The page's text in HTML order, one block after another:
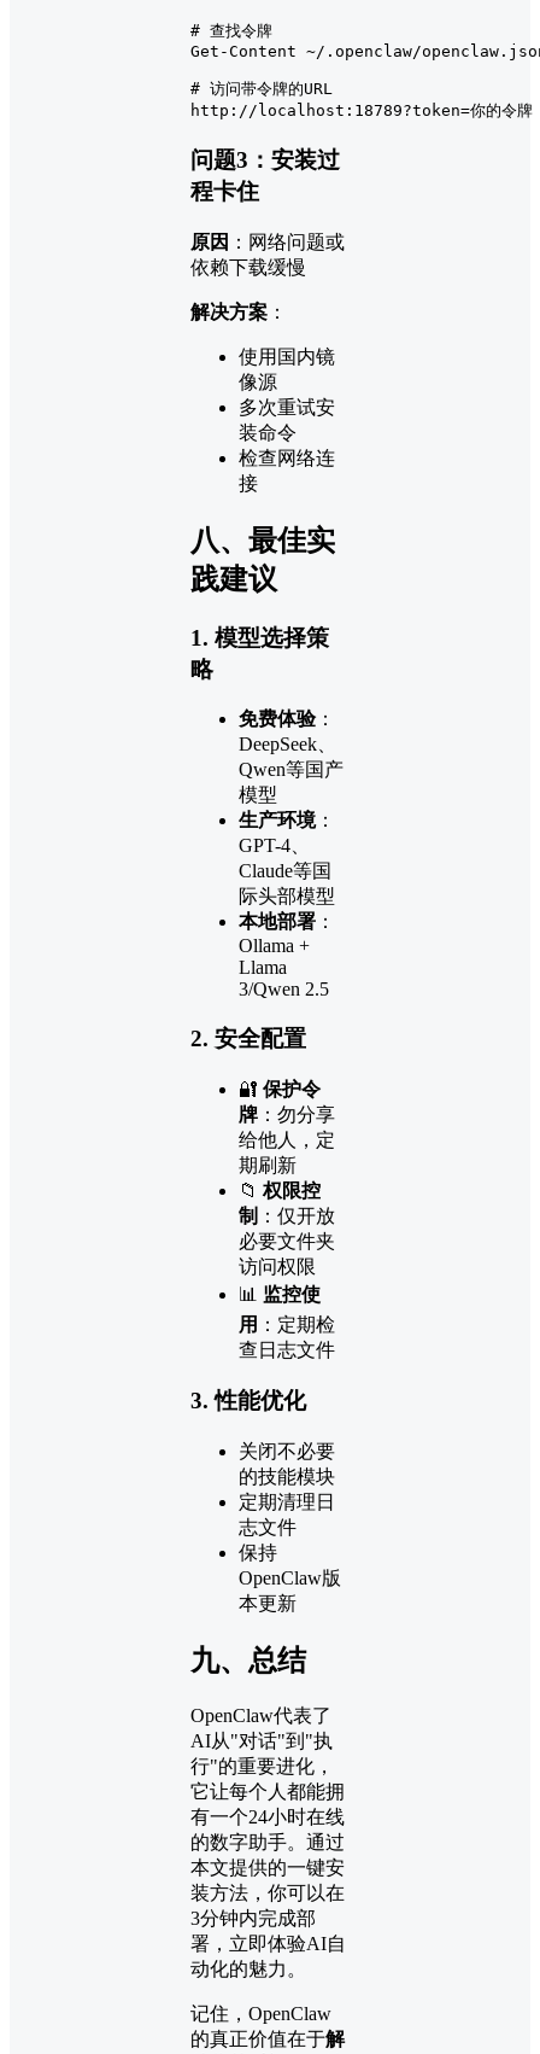
# 查找令牌
Get-Content ~/.openclaw/
# 访问带令牌的URL
http://localhost:18789?token=你的令牌
问题3：安装过
程卡住
原因 ：网络问题或
依赖下载缓慢
解决方案 ：
使用国内镜
像源
多次重试安
装命令
检查网络连
接
八、最佳实
践建议
1. 模型选择策
略
免费体验：
DeepSeek、
Qwen等国产
模型
生产环境：
GPT-4、
Claude等国
际头部模型
本地部署 ：
Ollama +
Llama
3/Qwen 2.5
2. 安全配置
🔐 保护令
牌 ：勿分享
给他人，定
期刷新
📁权限控
制 ：仅开放
必要文件夹
访问权限
📊 监控使
用 ：定期检
查日志文件
3. 性能优化
关闭不必要
的技能模块
定期清理日
志文件
保持
OpenClaw版
本更新
九、总结
OpenClaw代表了
AI从"对话"到"执
行"的重要进化，
它让每个人都能拥
有一个24小时在线
的数字助手。通过
本文提供的一键安
装方法，你可以在
3分钟内完成部
署，立即体验AI自
动化的魅力。
记住，OpenClaw
的真正价值在于解